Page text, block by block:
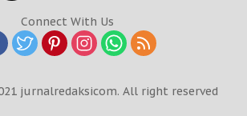
Connect With Us
jurnalredaksicom. All right reserved